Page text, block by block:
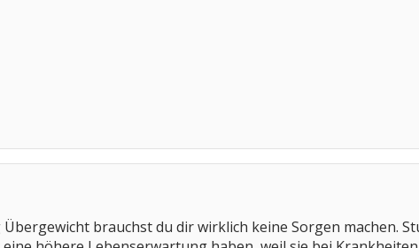
brauchst du dir wirklich keine Sorgen machen.